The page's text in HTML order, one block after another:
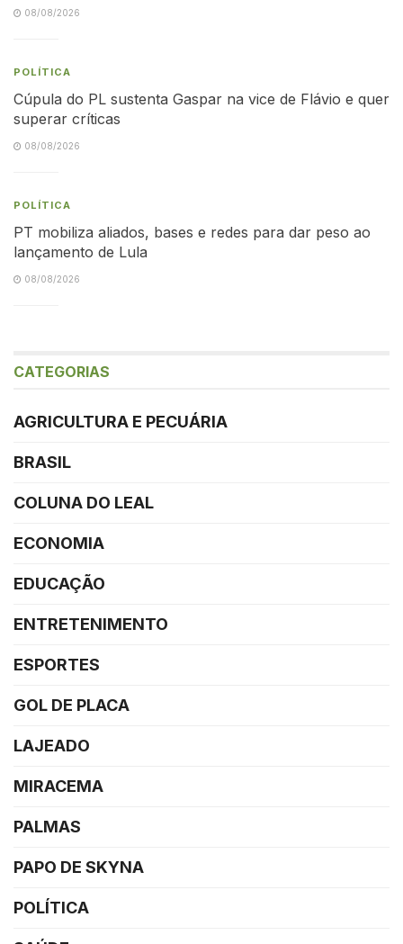
08/08/2026
POLÍTICA
Cúpula do PL sustenta Gaspar na vice de Flávio e quer
superar críticas
08/08/2026
POLÍTICA
PT mobiliza aliados, bases e redes para dar peso ao
lançamento de Lula
08/08/2026
CATEGORIAS
AGRICULTURA E PECUÁRIA
BRASIL
COLUNA DO LEAL
ECONOMIA
EDUCAÇÃO
ENTRETENIMENTO
ESPORTES
GOL DE PLACA
LAJEADO
MIRACEMA
PALMAS
PAPO DE SKYNA
POLÍTICA